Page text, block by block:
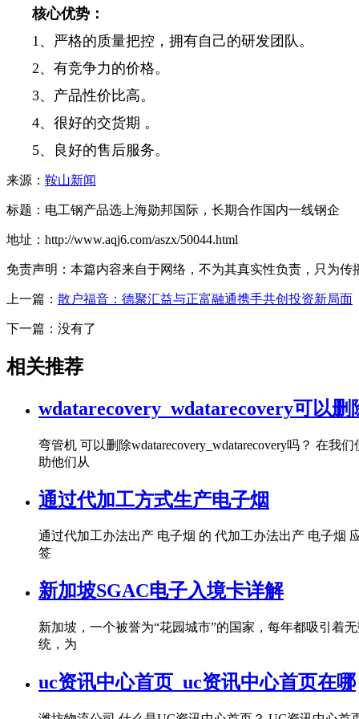
核心优势 ：
1、严格的质量把控，拥有自己的研发团队。
2、有竞争力的价格。
3、产品性价比高。
4、很好的交货期 。
5、良好的售后服务。
来源： 鞍山新闻
标题：电工钢产品选上海勋邦国际，长期合作国内一线钢企
地址：http://www.aqj6.com/aszx/50044.html
免责声明：本篇内容来自于网络，不为其真实性负责，只为
上一篇： 散户福音：德聚汇益与正富融通携手共创投资新局面
下一篇：没有了
相关推荐
wdatarecovery_wdatarecovery可以删
弯管机 可以删除wdatarecovery_wdatarecovery吗？ 在
助他们从
通过代加工方式生产电子烟
通过代加工办法出产 电子烟 的 代加工办法出产 电子烟
签
新加坡SGAC电子入境卡详解
新加坡，一个被誉为“花园城市”的国家，每年都吸引着
统，为
uc资讯中心首页_uc资讯中心首页在哪